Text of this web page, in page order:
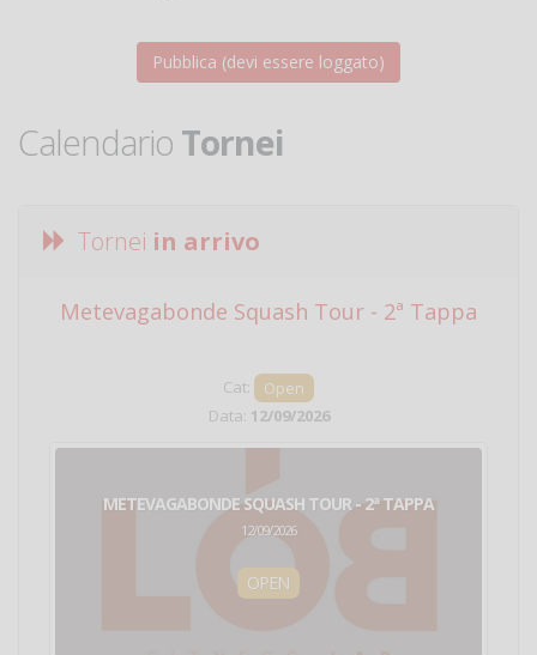
Calendario Tornei
Tornei in arrivo
Metevagabonde Squash Tour - 2ª Tappa
Cat:
Open
Data: 12/09/2026
METEVAGABONDE SQUASH TOUR - 2ª TAPPA
12/09/2026
OPEN